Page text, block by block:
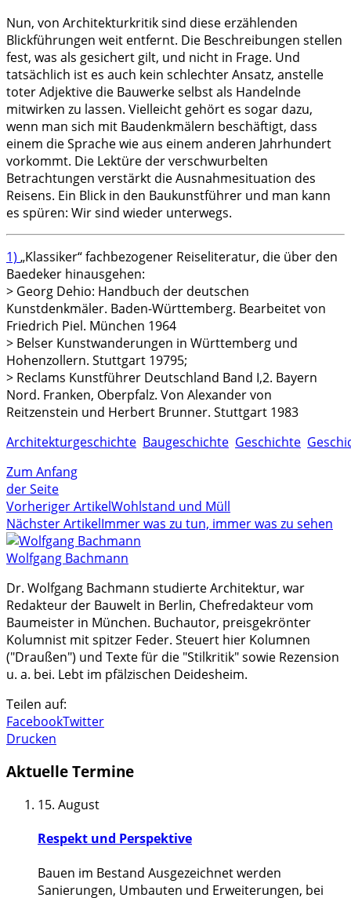
Nun, von Architekturkritik sind diese erzählenden
Blickführungen weit entfernt. Die Beschreibungen stellen
fest, was als gesichert gilt, und nicht in Frage. Und
tatsächlich ist es auch kein schlechter Ansatz, anstelle
toter Adjektive die Bauwerke selbst als Handelnde
mitwirken zu lassen. Vielleicht gehört es sogar dazu,
wenn man sich mit Baudenkmälern beschäftigt, dass
einem die Sprache wie aus einem anderen Jahrhundert
vorkommt. Die Lektüre der verschwurbelten
Betrachtungen verstärkt die Ausnahmesituation des
Reisens. Ein Blick in den Baukunstführer und man kann
es spüren: Wir sind wieder unterwegs.
1) „Klassiker“ fachbezogener Reiseliteratur, die über den
Baedeker hinausgehen:
> Georg Dehio: Handbuch der deutschen
Kunstdenkmäler. Baden-Württemberg. Bearbeitet von
Friedrich Piel. München 1964
> Belser Kunstwanderungen in Württemberg und
Hohenzollern. Stuttgart 19795;
> Reclams Kunstführer Deutschland Band I,2. Bayern
Nord. Franken, Oberpfalz. Von Alexander von
Reitzenstein und Herbert Brunner. Stuttgart 1983
Architekturgeschichte Baugeschichte Geschichte
Zum Anfang
der Seite
Vorheriger ArtikelWohlstand und Müll
Nächster ArtikelImmer was zu tun, immer was zu sehen
Wolfgang Bachmann
Dr. Wolfgang Bachmann studierte Architektur, war
Redakteur der Bauwelt in Berlin, Chefredakteur vom
Baumeister in München. Buchautor, preisgekrönter
Kolumnist mit spitzer Feder. Steuert hier Kolumnen
("Draußen") und Texte für die "Stilkritik" sowie Rezension
u. a. bei. Lebt im pfälzischen Deidesheim.
Teilen auf:
FacebookTwitter
Drucken
Aktuelle Termine
15. August
Respekt und Perspektive
Bauen im Bestand Ausgezeichnet werden
Sanierungen, Umbauten und Erweiterungen, bei